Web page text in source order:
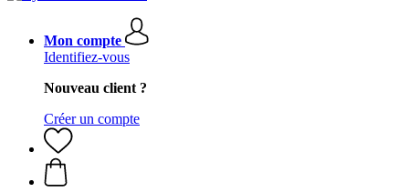
Mon compte
Identifiez-vous
Nouveau client ?
Créer un compte